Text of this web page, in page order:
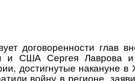
договоренности глав
и США Сергея Лаврова
достигнутые накануне в
войну в регионе,